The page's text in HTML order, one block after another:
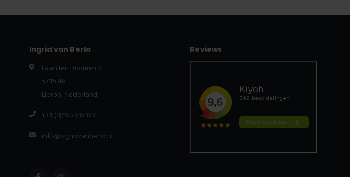
Ingrid van Berlo
Laan ten Boomen 4
5715 AB
Lierop, Nederland
+31 (0)492-335353
info@ingridvanberlo.nl
Reviews